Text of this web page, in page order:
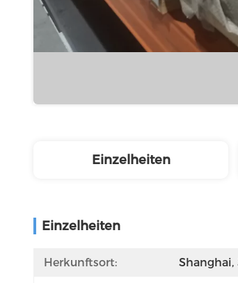
Einzelheiten
Einzelheiten
Herkunftsort: Shanghai,